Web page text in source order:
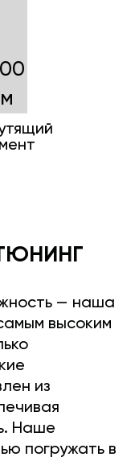
— наша
высоким
из
Наше
погружать в